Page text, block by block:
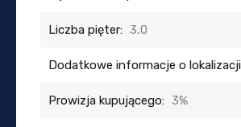
Liczba pięter: 3,0
Dodatkowe informacje o
Prowizja kupującego: 3%